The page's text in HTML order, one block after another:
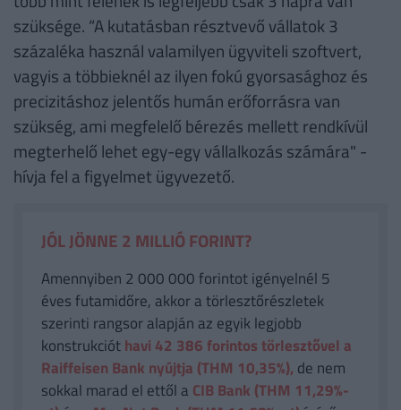
szüksége. “A kutatásban résztvevő vállatok 3
százaléka használ valamilyen ügyviteli szoftvert,
vagyis a többieknél az ilyen fokú gyorsasághoz és
precizitáshoz jelentős humán erőforrásra van
szükség, ami megfelelő bérezés mellett rendkívül
megterhelő lehet egy-egy vállalkozás számára" -
hívja fel a figyelmet ügyvezető.
JÓL JÖNNE 2 MILLIÓ FORINT?
Amennyiben 2 000 000 forintot igényelnél 5
éves futamidőre, akkor a törlesztőrészletek
szerinti rangsor alapján az egyik legjobb
konstrukcióthavi 42 386 forintos törlesztővel a
Raiffeisen Bank nyújtja (THM 10,35%), de nem
sokkal marad el ettől a CIB Bank (THM 11,29%-